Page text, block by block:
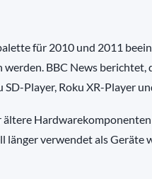
für 2010 und 2011
BBC News
Player, Roku XR-Player
länger verwendet als Geräte